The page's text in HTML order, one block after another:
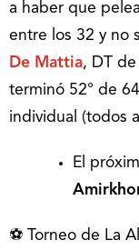
a haber que
entre los 32 y no
De Mattia, DT de
terminó 52° de
individual (todos
El
⚽ Torneo de La